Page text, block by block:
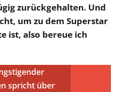
zurückgehalten. Und
um zu dem Superstar
ist, also bereue ich
spricht über